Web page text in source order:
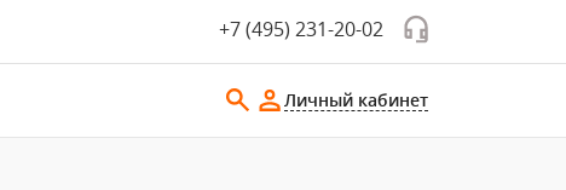
+7 (495) 231-20-02
Личный кабинет